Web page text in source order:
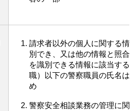
請求者以外の個人に関する情
別でき、又は他の情報と照合
を識別できる情報に該当する
職）以下の警察職員の氏名は
め
警察安全相談業務の管理に関